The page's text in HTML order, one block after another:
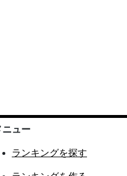
ニュー
ランキングを探す